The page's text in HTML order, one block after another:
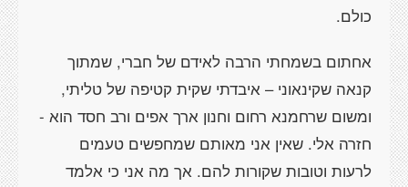
כולם.
אחתום בשמחתי הרבה לאידם של חברי, שמתוך
קנאה שקינאוני – איבדתי שקית קטיפה של טליתי,
ומשום שרחמנא רחום וחנון ארך אפים ורב חסד הוא -
חזרה אלי. שאין אני מאותם שמחפשים טעמים
לרעות וטובות שקורות להם. אך מה אני כי אלמד